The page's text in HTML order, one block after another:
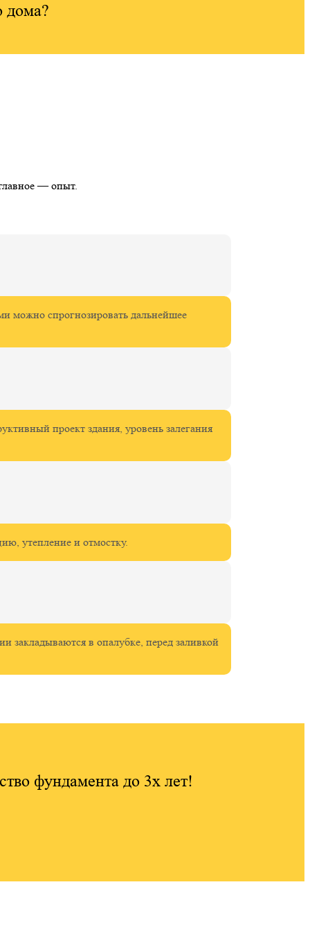
дома?
— опыт.
можно спрогнозировать дальнейшее
проект здания, уровень залегания
утепление и отмостку.
закладываются в опалубке, перед заливкой
фундамента до 3х лет!